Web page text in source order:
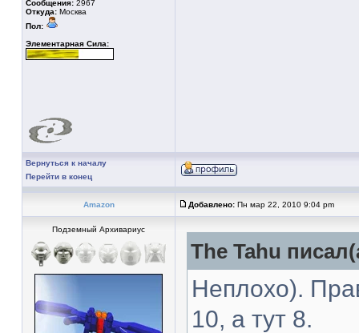
Сообщения: 2967
Откуда: Москва
Пол:
Элементарная Сила:
Вернуться к началу
Перейти в конец
Amazon Добавлено: Пн мар 22, 2010 9:04 pm
Подземный Архивариус
The Tahu
Неплохо).
10, а тут 8.